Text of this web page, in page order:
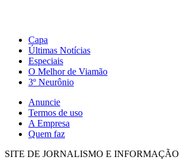
Capa
Últimas Notícias
Especiais
O Melhor de Viamão
3º Neurônio
Anuncie
Termos de uso
A Empresa
Quem faz
SITE DE JORNALISMO E INFORMAÇÃO